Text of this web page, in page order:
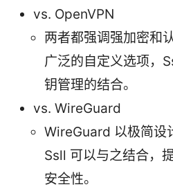
vs. OpenVPN
两者都强调强加密和
广泛的自定义选项，
钥管理的结合。
vs. WireGuard
WireGuard 以极简设
Ssll 可以与之结合，
安全性。